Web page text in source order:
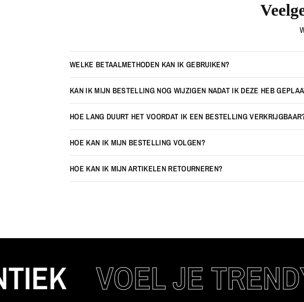
WELKE BETAALMETHODEN KAN IK GEBRUIKEN?
KAN IK MIJN BESTELLING NOG WIJZIGEN NADAT IK DEZE HEB
HOE LANG DUURT HET VOORDAT IK EEN BESTELLING
HOE KAN IK MIJN BESTELLING VOLGEN?
HOE KAN IK MIJN ARTIKELEN RETOURNEREN?
VOEL JE TRENDY